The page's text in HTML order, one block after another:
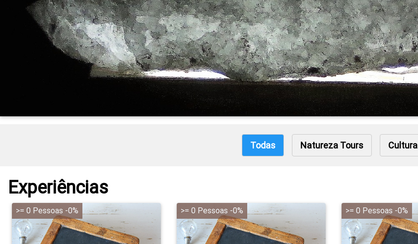
Todas Natureza Tours Cultura
Experiências
>= 0 Pessoas -0% >= 0 Pessoas -0% >= 0 Pessoas -0%